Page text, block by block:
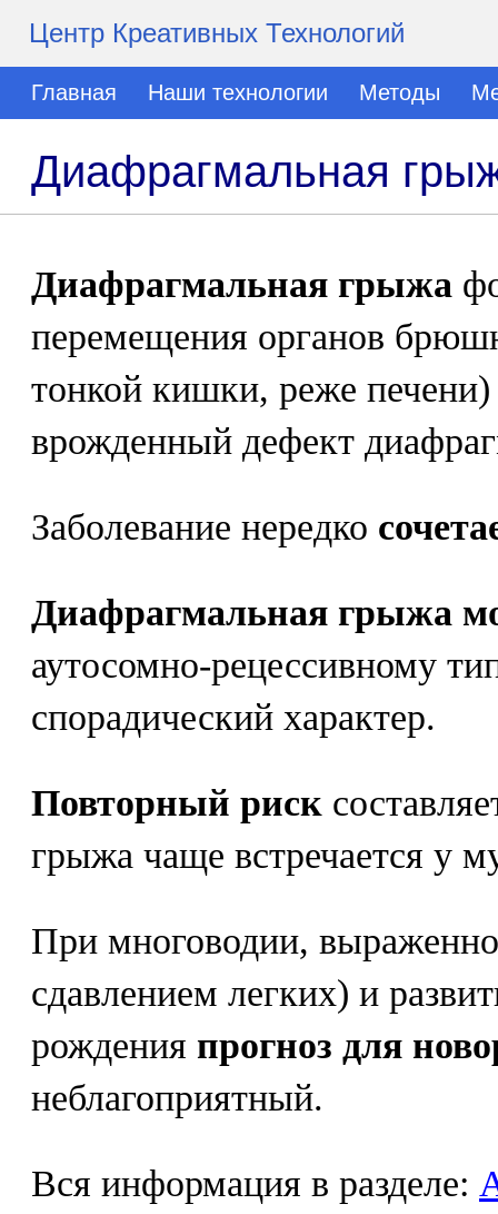
Центр Креативных Технологий
Главная Наши технологии Методы
Диафрагмальная
Диафрагмальная грыжа
перемещения органов
тонкой кишки, реже
врожденный дефект
Заболевание нередко
Диафрагмальная грыжа
аутосомно-рецессивному
спорадический характер.
Повторный риск
грыжа чаще встречается у
При многоводии,
сдавлением легких) и
рождения прогноз для
неблагоприятный.
Вся информация в разделе: